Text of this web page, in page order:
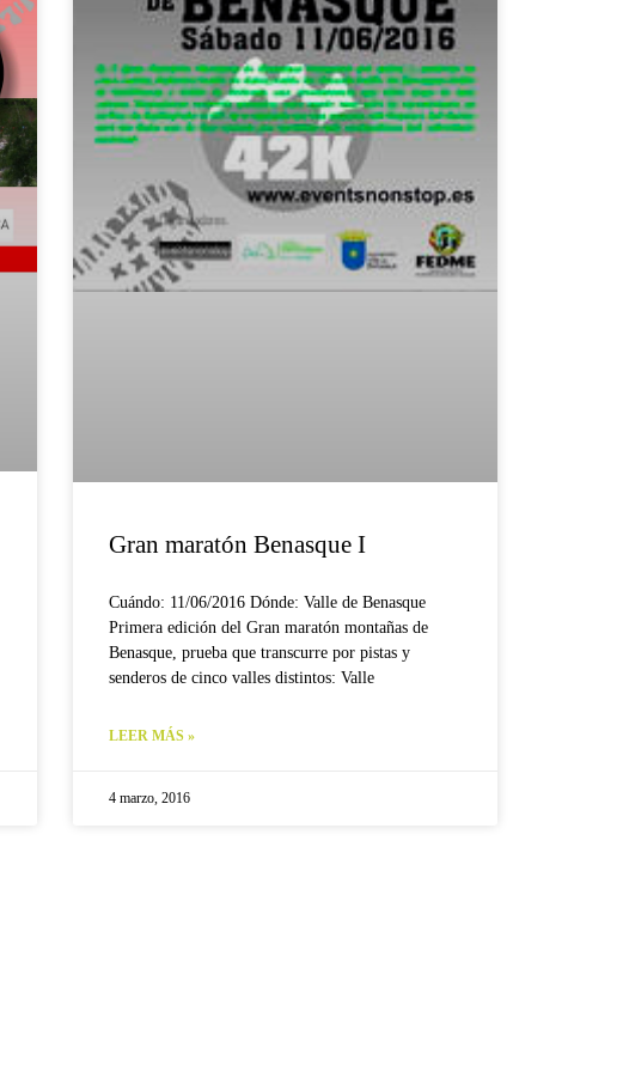
Gran maratón Benasque I
Cuándo: 11/06/2016 Dónde: Valle de Benasque
Primera edición del Gran maratón montañas de
Benasque, prueba que transcurre por pistas y
senderos de cinco valles distintos: Valle
LEER MÁS »
4 marzo, 2016